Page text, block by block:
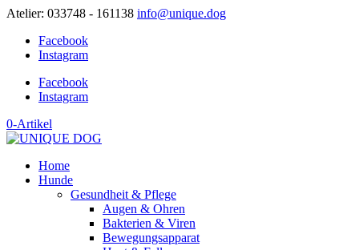
Atelier: 033748 - 161138 info@unique.dog
Facebook
Instagram
Facebook
Instagram
0-Artikel
Home
Hunde
Gesundheit & Pflege
Augen & Ohren
Bakterien & Viren
Bewegungsapparat